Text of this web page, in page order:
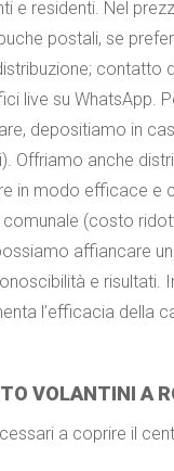
e residenti. Nel
postali, se
live su WhatsApp.
depositiamo in
Offriamo anche
in modo efficace e
(costo
affiancare
e risultati.
l’efficacia della
VOLANTINI A
a coprire il